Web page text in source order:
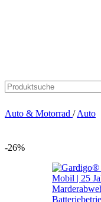
Auto & Motorrad / Auto
-26%